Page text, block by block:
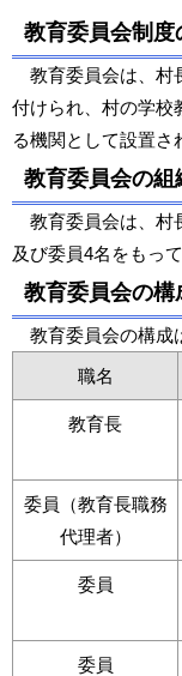
教育委員会制度
教育委員会は、村
付けられ、村の学校
る機関として設置さ
教育委員会の組
教育委員会は、村
及び委員4名をもっ
教育委員会の構
教育委員会の構成
職名
教育長
委員（教育長職務
代理者）
委員
委員